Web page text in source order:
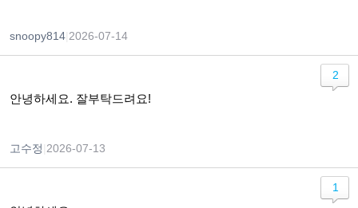
snoopy814 2026-07-14
안녕하세요. 잘부탁드려요!
고수정 2026-07-13
2
1